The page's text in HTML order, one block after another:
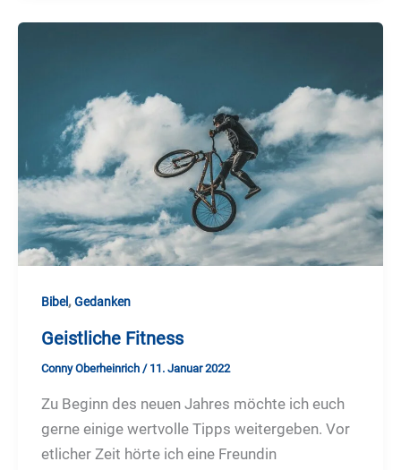
Bibel,Gedanken
Geistliche Fitness
Conny Oberheinrich / 11. Januar 2022
Zu Beginn des neuen Jahres möchte ich euch
gerne einige wertvolle Tipps weitergeben. Vor
etlicher Zeit hörte ich eine Freundin